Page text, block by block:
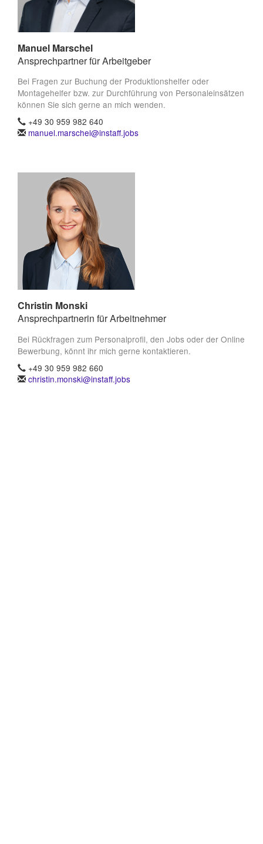
Manuel Marschel
Ansprechpartner für Arbeitgeber
Bei Fragen zur Buchung der Produktionshelfer oder
Montagehelfer bzw. zur Durchführung von Personaleinsätzen
können Sie sich gerne an mich wenden.
+49 30 959 982 640
manuel.marschel@instaff.jobs
Christin Monski
Ansprechpartnerin für Arbeitnehmer
Bei Rückfragen zum Personalprofil, den Jobs oder der Online
Bewerbung, könnt ihr mich gerne kontaktieren.
+49 30 959 982 660
christin.monski@instaff.jobs